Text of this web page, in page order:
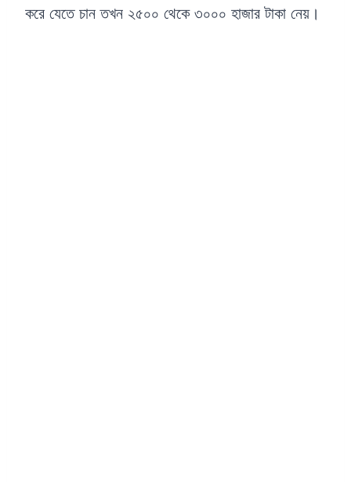
করে যেতে চান তখন ২৫০০ থেকে ৩০০০ হাজার টাকা নেয়।